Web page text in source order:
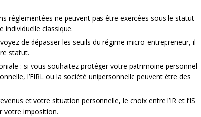
réglementées ne peuvent pas être exercées sous le statut
individuelle classique.
de dépasser les seuils du régime micro-entrepreneur, il
statut.
: si vous souhaitez protéger votre patrimoine personnel
l’EIRL ou la société unipersonnelle peuvent être des
et votre situation personnelle, le choix entre l’IR et l’IS
votre imposition.